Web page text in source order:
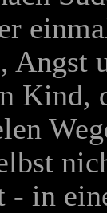
Kind,
- in